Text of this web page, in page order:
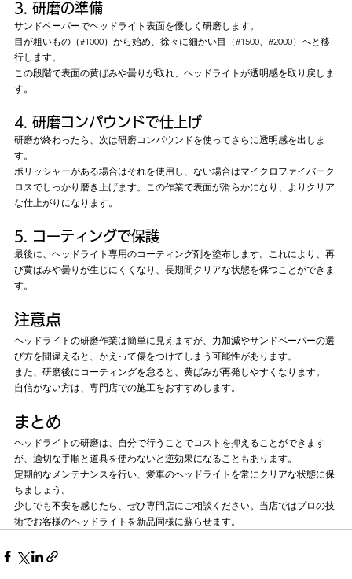
3. 研磨の準備
サンドペーパーでヘッドライト表面を優しく研磨します。
目が粗いもの（#1000）から始め、徐々に細かい目（#1500、#2000）へと移
行します。
この段階で表面の黄ばみや曇りが取れ、ヘッドライトが透明感を取り戻しま
す。
4. 研磨コンパウンドで仕上げ
研磨が終わったら、次は研磨コンパウンドを使ってさらに透明感を出しま
す。
ポリッシャーがある場合はそれを使用し、ない場合はマイクロファイバーク
ロスでしっかり磨き上げます。この作業で表面が滑らかになり、よりクリア
な仕上がりになります。
5. コーティングで保護
最後に、ヘッドライト専用のコーティング剤を塗布します。これにより、再
び黄ばみや曇りが生じにくくなり、長期間クリアな状態を保つことができま
す。
注意点
ヘッドライトの研磨作業は簡単に見えますが、力加減やサンドペーパーの選
び方を間違えると、かえって傷をつけてしまう可能性があります。
また、研磨後にコーティングを怠ると、黄ばみが再発しやすくなります。
自信がない方は、専門店での施工をおすすめします。
まとめ
ヘッドライトの研磨は、自分で行うことでコストを抑えることができます
が、適切な手順と道具を使わないと逆効果になることもあります。
定期的なメンテナンスを行い、愛車のヘッドライトを常にクリアな状態に保
ちましょう。
少しでも不安を感じたら、ぜひ専門店にご相談ください。当店ではプロの技
術でお客様のヘッドライトを新品同様に蘇らせます。